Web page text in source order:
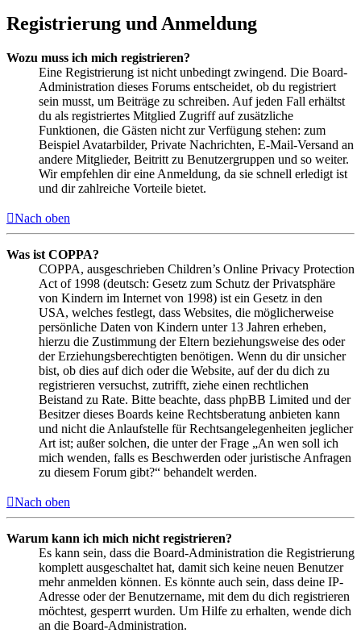
Registrierung und Anmeldung
Wozu muss ich mich registrieren?
Eine Registrierung ist nicht unbedingt zwingend. Die Board-
Administration dieses Forums entscheidet, ob du registriert
sein musst, um Beiträge zu schreiben. Auf jeden Fall erhältst
du als registriertes Mitglied Zugriff auf zusätzliche
Funktionen, die Gästen nicht zur Verfügung stehen: zum
Beispiel Avatarbilder, Private Nachrichten, E-Mail-Versand an
andere Mitglieder, Beitritt zu Benutzergruppen und so weiter.
Wir empfehlen dir eine Anmeldung, da sie schnell erledigt ist
und dir zahlreiche Vorteile bietet.
Nach oben
Was ist COPPA?
COPPA, ausgeschrieben Children’s Online Privacy Protection
Act of 1998 (deutsch: Gesetz zum Schutz der Privatsphäre
von Kindern im Internet von 1998) ist ein Gesetz in den
USA, welches festlegt, dass Websites, die möglicherweise
persönliche Daten von Kindern unter 13 Jahren erheben,
hierzu die Zustimmung der Eltern beziehungsweise des oder
der Erziehungsberechtigten benötigen. Wenn du dir unsicher
bist, ob dies auf dich oder die Website, auf der du dich zu
registrieren versuchst, zutrifft, ziehe einen rechtlichen
Beistand zu Rate. Bitte beachte, dass phpBB Limited und der
Besitzer dieses Boards keine Rechtsberatung anbieten kann
und nicht die Anlaufstelle für Rechtsangelegenheiten jeglicher
Art ist; außer solchen, die unter der Frage „An wen soll ich
mich wenden, falls es Beschwerden oder juristische Anfragen
zu diesem Forum gibt?“ behandelt werden.
Nach oben
Warum kann ich mich nicht registrieren?
Es kann sein, dass die Board-Administration die Registrierung
komplett ausgeschaltet hat, damit sich keine neuen Benutzer
mehr anmelden können. Es könnte auch sein, dass deine IP-
Adresse oder der Benutzername, mit dem du dich registrieren
möchtest, gesperrt wurden. Um Hilfe zu erhalten, wende dich
an die Board-Administration.